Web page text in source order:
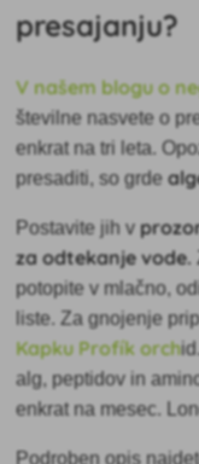
presajanju?
V našem blogu o
številne nasvete o
enkrat na tri leta.
presaditi, so grde
Postavite jih v
za odtekanje vode.
potopite v mlačno,
liste. Za gnojenje
Kapku Profík orch
alg, peptidov in
enkrat na mesec.
Podroben opis